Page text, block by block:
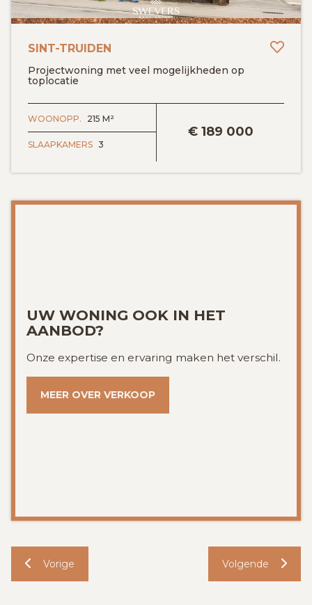
SINT-TRUIDEN
Projectwoning met veel mogelijkheden op
toplocatie
€189 000
WOONOPP. 215 M²
SLAAPKAMERS 3
BEKIJK DETAILS
UW WONING OOK IN HET
AANBOD?
Onze expertise en ervaring maken het verschil.
MEER OVER VERKOOP
Vorige Volgende